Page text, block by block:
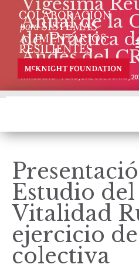
Anual de la
de Práctica
Andes del
AYACUCHO – PERÚ, 2 AL 6 DE JUNIO,
Estudio
Vitalidad
ejercicio
colectiva